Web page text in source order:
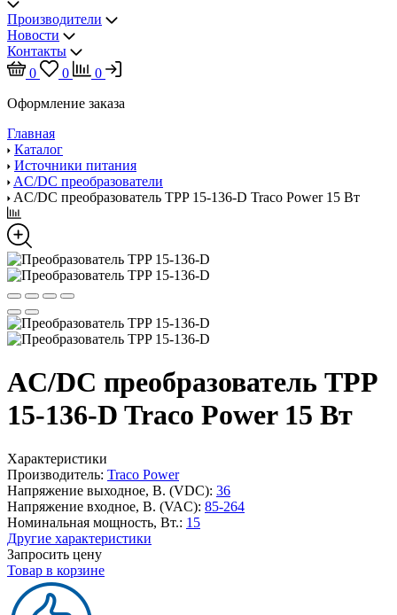
Производители
Новости
Контакты
0
0
0
Оформление заказа
Главная
Каталог
Источники питания
AC/DC преобразователи
AC/DC преобразователь TPP 15-136-D Traco Power 15 Вт
AC/DC преобразователь TPP
15-136-D Traco Power 15 Вт
Характеристики
Производитель: Traco Power
Напряжение выходное, В. (VDC): 36
Напряжение входное, В. (VAC): 85-264
Номинальная мощность, Вт.: 15
Другие характеристики
Запросить цену
Товар в корзине